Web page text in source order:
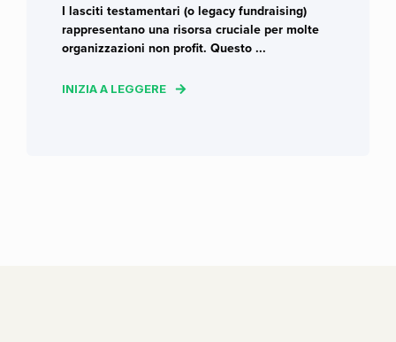
I lasciti testamentari (o legacy fundraising)
rappresentano una risorsa cruciale per molte
organizzazioni non profit. Questo ...
INIZIA A LEGGERE